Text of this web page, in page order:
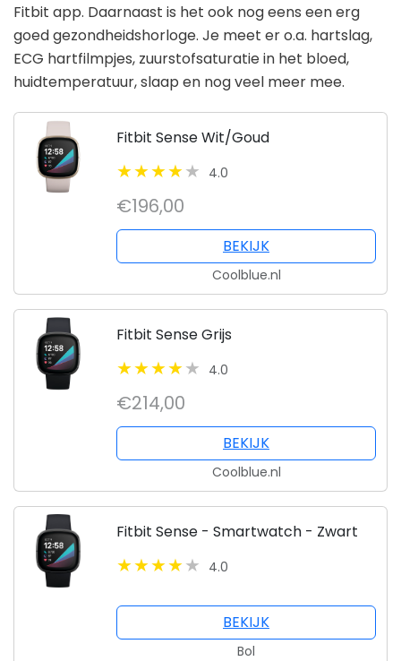
Fitbit app. Daarnaast is het ook nog eens een erg
goed gezondheidshorloge. Je meet er o.a. hartslag,
ECG hartfilmpjes, zuurstofsaturatie in het bloed,
huidtemperatuur, slaap en nog veel meer mee.
Fitbit Sense Wit/Goud
4.0
€196,00
BEKIJK
Coolblue.nl
Fitbit Sense Grijs
4.0
€214,00
BEKIJK
Coolblue.nl
Fitbit Sense - Smartwatch - Zwart
4.0
BEKIJK
Bol